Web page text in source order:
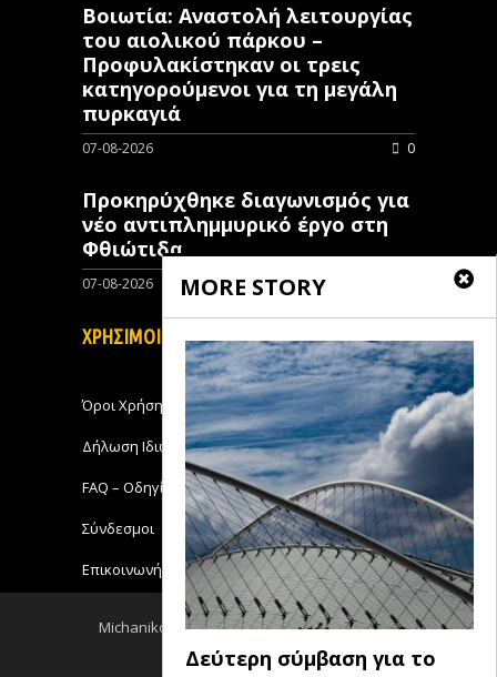
MORE STORY
Δεύτερη σύμβαση για το
Βοιωτία: Αναστολή λειτουργίας
του αιολικού πάρκου –
Προφυλακίστηκαν οι τρεις
κατηγορούμενοι για τη μεγάλη
πυρκαγιά
07-08-2026 0
Προκηρύχθηκε διαγωνισμός για
νέo αντιπλημμυρικό έργο στη
Φθιώτιδα
07-08-2026
ΧΡΗΣΙΜΟΙ ΣΥΝΔΕΣΜΟΙ
Όροι Χρήσης
Δήλωση Ιδιωτικότητας
FAQ – Οδηγίες Χρήσης
Σύνδεσμοι
Επικοινωνήστε με το Michanikos-Online
Michanikos-Online 2018 - All Rights Reserved
Back to top